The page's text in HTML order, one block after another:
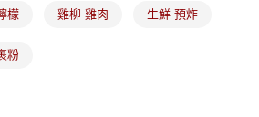
含以上)免運費
檬 雞柳 雞肉 生鮮 預炸
粉